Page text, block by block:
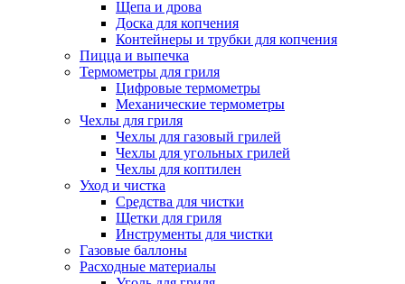
Щепа и дрова
Доска для копчения
Контейнеры и трубки для копчения
Пицца и выпечка
Термометры для гриля
Цифровые термометры
Механические термометры
Чехлы для гриля
Чехлы для газовый грилей
Чехлы для угольных грилей
Чехлы для коптилен
Уход и чистка
Средства для чистки
Щетки для гриля
Инструменты для чистки
Газовые баллоны
Расходные материалы